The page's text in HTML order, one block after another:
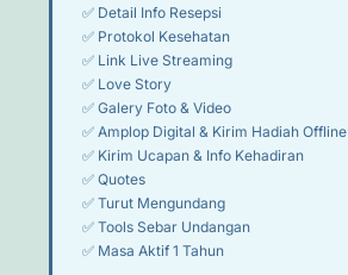
✅ Detail Info Resepsi
✅ Protokol Kesehatan
✅ Link Live Streaming
✅ Love Story
✅ Galery Foto & Video
✅ Amplop Digital & Kirim Hadiah Offline
✅ Kirim Ucapan & Info Kehadiran
✅ Quotes
✅ Turut Mengundang
✅ Tools Sebar Undangan
✅ Masa Aktif 1 Tahun